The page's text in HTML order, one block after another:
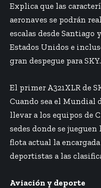
Explica que las
aeronaves se podrán
escalas desde Santiago
Estados Unidos e
gran despegue para SKY.
El primer A321XLR de
Cuando sea el Mundial
llevar a los equipos de
sedes donde se
flota actual la
deportistas a las
Aviación y deporte